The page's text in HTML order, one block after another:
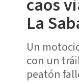
caos
La
Un
con un
peatón